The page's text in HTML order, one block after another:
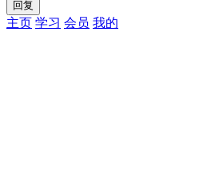
主页 学习 会员 我的